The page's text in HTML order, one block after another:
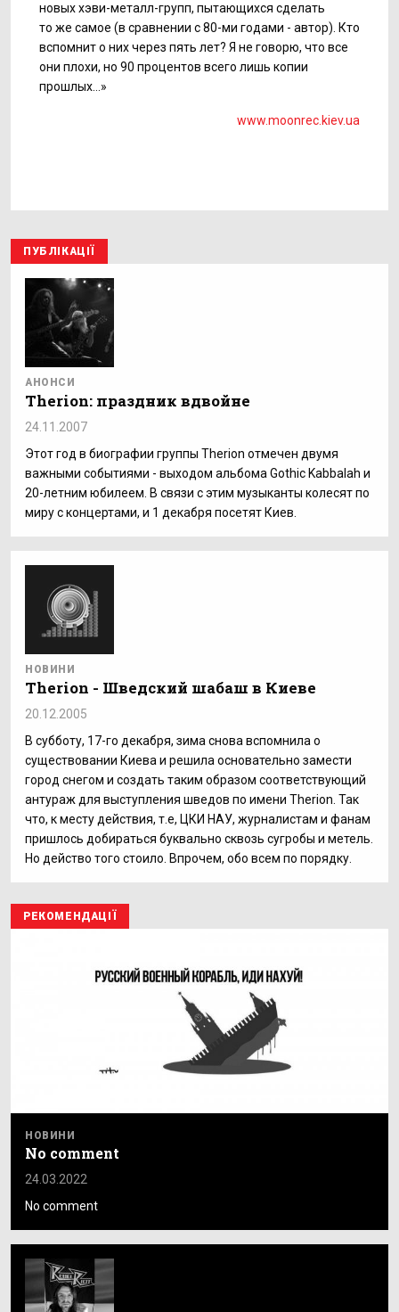
новых хэви-металл-групп, пытающихся сделать
то же самое (в сравнении с80-ми годами - автор). Кто
вспомнит о них через пять лет? Я не говорю, что все
они плохи, но 90 процентов всего лишь копии
прошлых…»
www.moonrec.kіev.ua
ПУБЛІКАЦІЇ
АНОНСИ
Therion: праздник вдвойне
24.11.2007
Этот год в биографии группы Therion отмечен двумя
важными событиями - выходом альбома Gothic Kabbalah и
20-летним юбилеем. В связи с этим музыканты колесят по
миру с концертами, и 1 декабря посетят Киев.
НОВИНИ
Therion - Шведский шабаш в Киеве
20.12.2005
В субботу, 17-го декабря, зима снова вспомнила о
существовании Киева и решила основательно замести
город снегом и создать таким образом соответствующий
антураж для выступления шведов по имени Therion. Так
что, к месту действия, т.е, ЦКИ НАУ, журналистам и фанам
пришлось добираться буквально сквозь сугробы и метель.
Но действо того стоило. Впрочем, обо всем по порядку.
РЕКОМЕНДАЦІЇ
НОВИНИ
No comment
24.03.2022
No comment